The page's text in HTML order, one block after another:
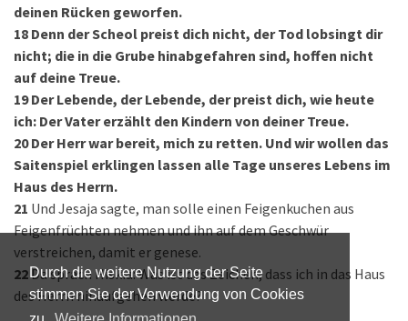
Durch die weitere Nutzung der Seite
stimmen Sie der Verwendung von Cookies
deinen Rücken geworfen.
18 Denn der Scheol preist dich nicht, der Tod lobsingt dir
nicht; die in die Grube hinabgefahren sind, hoffen nicht
auf deine Treue.
19 Der Lebende, der Lebende, der preist dich, wie heute
ich: Der Vater erzählt den Kindern von deiner Treue.
20 Der Herr war bereit, mich zu retten. Und wir wollen das
Saitenspiel erklingen lassen alle Tage unseres Lebens im
Haus des Herrn.
21 Und Jesaja sagte, man solle einen Feigenkuchen aus
Feigenfrüchten nehmen und ihn auf dem Geschwür
verstreichen, damit er genese.
22Da sprach Hiskia: Was ist das Zeichen, dass ich in das Haus
des Herrn hinaufgehen werde?